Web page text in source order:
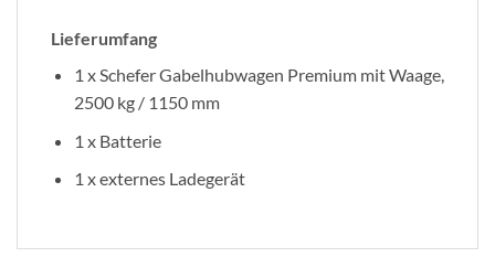
Lieferumfang
1 x Schefer Gabelhubwagen Premium mit Waage,
2500 kg / 1150 mm
1 x Batterie
1 x externes Ladegerät